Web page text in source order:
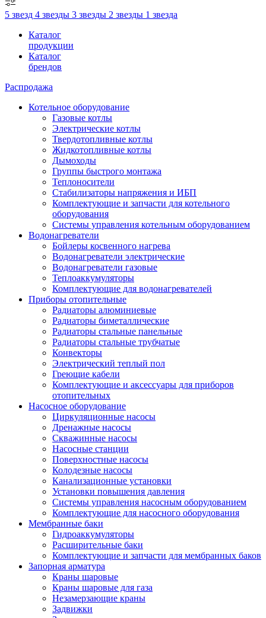
5 звезд 4 звезды 3 звезды 2 звезды 1 звезда
Каталог
продукции
Каталог
брендов
Распродажа
Котельное оборудование
Газовые котлы
Электрические котлы
Твердотопливные котлы
Жидкотопливные котлы
Дымоходы
Группы быстрого монтажа
Теплоносители
Стабилизаторы напряжения и ИБП
Комплектующие и запчасти для котельного
оборудования
Системы управления котельным оборудованием
Водонагреватели
Бойлеры косвенного нагрева
Водонагреватели электрические
Водонагреватели газовые
Теплоаккумуляторы
Комплектующие для водонагревателей
Приборы отопительные
Радиаторы алюминиевые
Радиаторы биметаллические
Радиаторы стальные панельные
Радиаторы стальные трубчатые
Конвекторы
Электрический теплый пол
Греющие кабели
Комплектующие и аксессуары для приборов
отопительных
Насосное оборудование
Циркуляционные насосы
Дренажные насосы
Скважинные насосы
Насосные станции
Поверхностные насосы
Колодезные насосы
Канализационные установки
Установки повышения давления
Системы управления насосным оборудованием
Комплектующие для насосного оборудования
Мембранные баки
Гидроаккумуляторы
Расширительные баки
Комплектующие и запчасти для мембранных баков
Запорная арматура
Краны шаровые
Краны шаровые для газа
Незамерзающие краны
Задвижки